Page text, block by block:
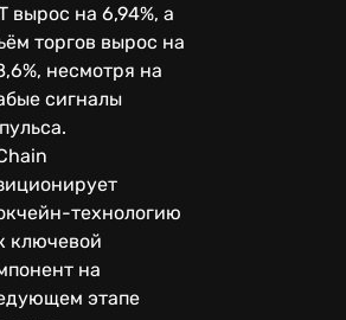
вырос на 6,94%, а
торгов вырос на
несмотря на
сигналы
технологию
ключевой
на
этапе